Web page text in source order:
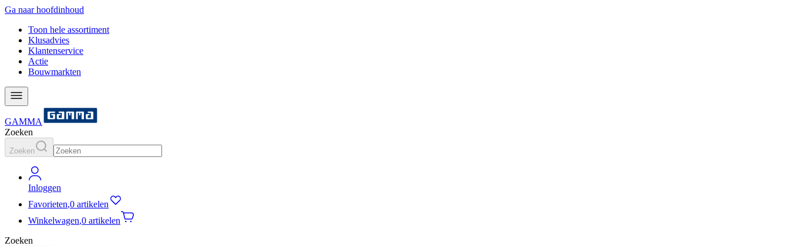
Ga naar hoofdinhoud
Toon hele assortiment
Klusadvies
Klantenservice
Actie
Bouwmarkten
GAMMA
Zoeken
Zoeken
Inloggen
Favorieten,0 artikelen
Winkelwagen,0 artikelen
Zoeken